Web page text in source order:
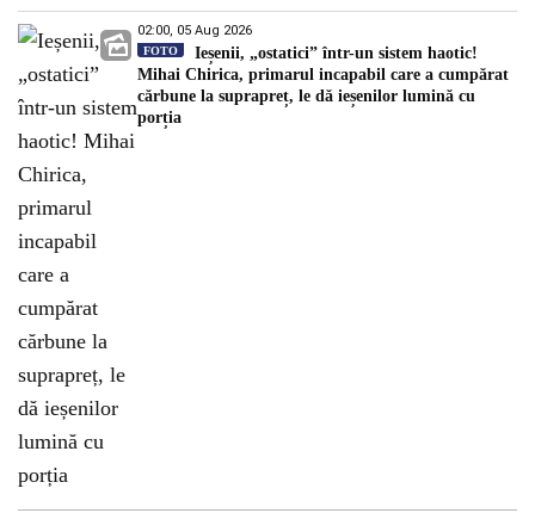
02:00, 05 Aug 2026
FOTO
Ieșenii, „ostatici” într-un sistem haotic!
Mihai Chirica, primarul incapabil care a cumpărat
cărbune la suprapreț, le dă ieșenilor lumină cu
porția